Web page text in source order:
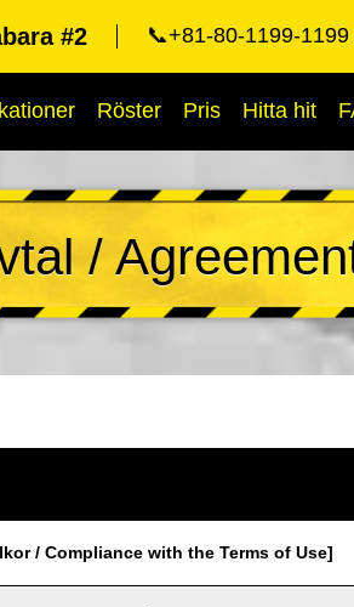
#2 📞+81-80-1199-1199
Röster Pris Hitta hit
/
/ Compliance with the Terms of Use]